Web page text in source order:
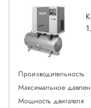
Производительность
Максимальное
Мощность двигателя